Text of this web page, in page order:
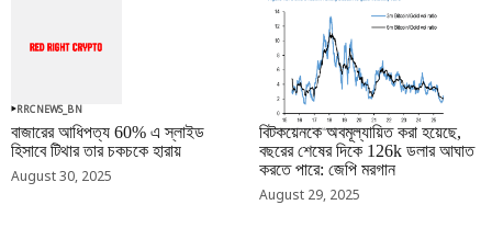
RRCNEWS_BN
বাজারের আধিপত্য 60% এ স্লাইড
হিসাবে টিথার তার চকচকে হারায়
August 30, 2025
RRCNEWS_BN
বিটকয়েনকে অবমূল্যায়িত করা হয়েছে,
বছরের শেষের দিকে 126k ডলার আঘাত
করতে পারে: জেপি মরগান
August 29, 2025